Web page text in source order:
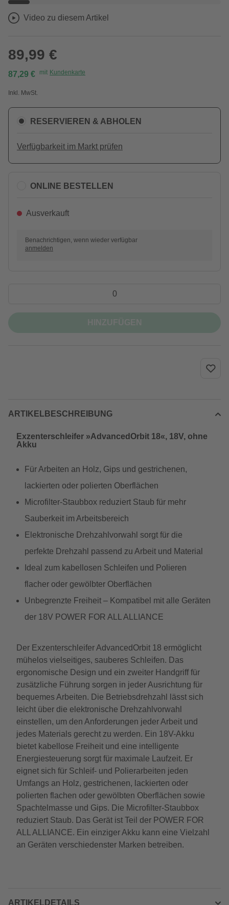
Video zu diesem Artikel
89,99 €
87,29 € mit Kundenkarte
Inkl. MwSt.
RESERVIEREN & ABHOLEN
Verfügbarkeit im Markt prüfen
ONLINE BESTELLEN
Ausverkauft
Benachrichtigen, wenn wieder verfügbar
anmelden
ARTIKELBESCHREIBUNG
Exzenterschleifer »AdvancedOrbit 18«, 18V, ohne
Akku
Für Arbeiten an Holz, Gips und gestrichenen,
lackierten oder polierten Oberflächen
Microfilter-Staubbox reduziert Staub für mehr
Sauberkeit im Arbeitsbereich
Elektronische Drehzahlvorwahl sorgt für die
perfekte Drehzahl passend zu Arbeit und Material
Ideal zum kabellosen Schleifen und Polieren
flacher oder gewölbter Oberflächen
Unbegrenzte Freiheit – Kompatibel mit alle Geräten
der 18V POWER FOR ALL ALLIANCE
Der Exzenterschleifer AdvancedOrbit 18 ermöglicht
mühelos vielseitiges, sauberes Schleifen. Das
ergonomische Design und ein zweiter Handgriff für
zusätzliche Führung sorgen in jeder Ausrichtung für
bequemes Arbeiten. Die Betriebsdrehzahl lässt sich
leicht über die elektronische Drehzahlvorwahl
einstellen, um den Anforderungen jeder Arbeit und
jedes Materials gerecht zu werden. Ein 18V-Akku
bietet kabellose Freiheit und eine intelligente
Energiesteuerung sorgt für maximale Laufzeit. Er
eignet sich für Schleif- und Polierarbeiten jeden
Umfangs an Holz, gestrichenen, lackierten oder
polierten flachen oder gewölbten Oberflächen sowie
Spachtelmasse und Gips. Die Microfilter-Staubbox
reduziert Staub. Das Gerät ist Teil der POWER FOR
ALL ALLIANCE. Ein einziger Akku kann eine Vielzahl
an Geräten verschiedenster Marken betreiben.
ARTIKELDETAILS